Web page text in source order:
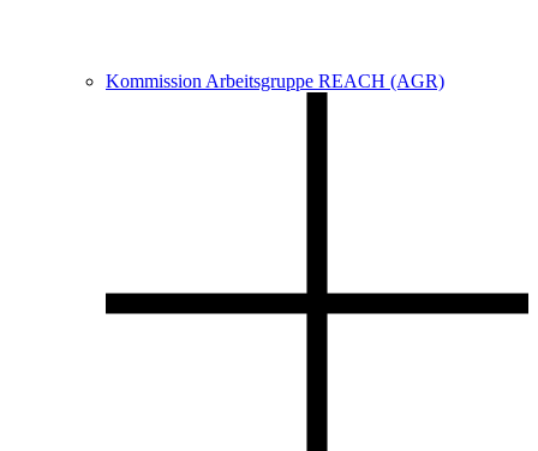
Kommission Arbeitsgruppe REACH (AGR)